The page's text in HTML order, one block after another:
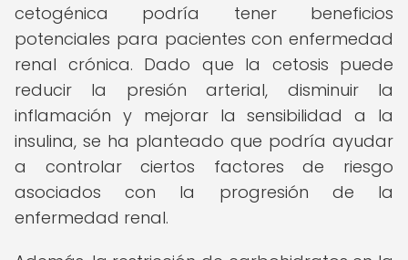
cetogénica podría tener beneficios
potenciales para pacientes con enfermedad
renal crónica. Dado que la cetosis puede
reducir la presión arterial, disminuir la
inflamación y mejorar la sensibilidad a la
insulina, se ha planteado que podría ayudar
a controlar ciertos factores de riesgo
asociados con la progresión de la
enfermedad renal.